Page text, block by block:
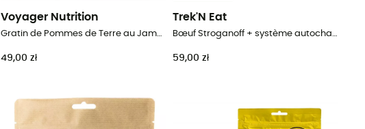
Voyager Nutrition
Gratin de Pommes de Terre au Jambon Fumé - Liofilizowane danie
49,00 zł
Trek'N Eat
Bœuf Stroganoff + système autochauffant - Danie główne
59,00 zł